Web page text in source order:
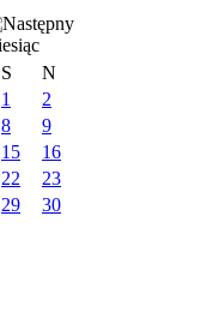
S
N
1
2
8
9
15
16
22
23
29
30